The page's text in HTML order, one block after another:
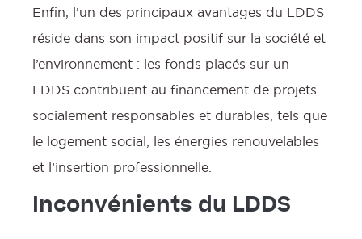
Enfin, l’un des principaux avantages du LDDS
réside dans son impact positif sur la société et
l’environnement : les fonds placés sur un
LDDS contribuent au financement de projets
socialement responsables et durables, tels que
le logement social, les énergies renouvelables
et l’insertion professionnelle.
Inconvénients du LDDS